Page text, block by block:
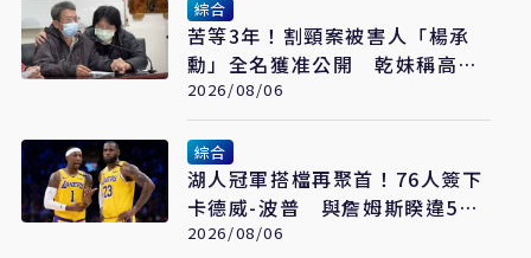
綜合
苦等3年！割頸案被害人「楊承
勳」全名獲准公開 乾妹稱高額
賠償恐毀她未來
2026/08/06
綜合
湖人冠軍搭檔再聚首！76人簽下
卡德威-波普 與詹姆斯睽違5年
重逢
2026/08/06